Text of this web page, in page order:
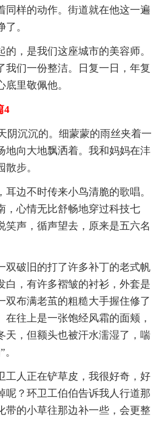
同样的动作。街道就在他这一遍
。
，是我们这座城市的美容师。
我们一份整洁。日复一日，年复
里敬佩他。
4
沉沉的。细蒙蒙的雨丝夹着一
地向大地飘洒着。我和妈妈在沣
步。
边不时传来小鸟清脆的歌唱。
，心情无比舒畅地穿过科技七
笑声，循声望去，原来是五六名
破旧的打了许多补丁的老式帆
白，有许多褶皱的衬衫，外套是
双布满老茧的粗糙大手握住修了
在往上是一张饱经风霜的面颊，
天，但额头也被汗水濡湿了，喘
人正在铲草皮，我很好奇，好
呢？环卫工伯伯告诉我人行道那
带的小草往那边补一些，会更整